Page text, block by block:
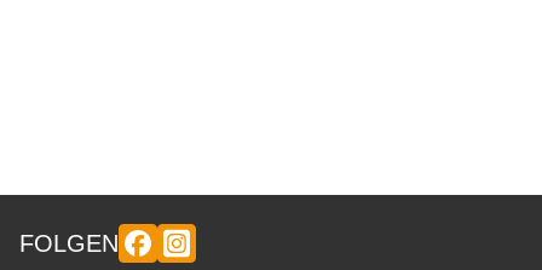
FOLGEN